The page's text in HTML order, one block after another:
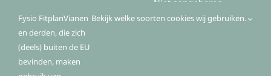
Niet aangeboren
hersenletsel (NAH)
Fysio FitplanVianen
en derden, die zich
(deels) buiten de EU
bevinden, maken
Bekijk welke soorten cookies wij gebruiken.